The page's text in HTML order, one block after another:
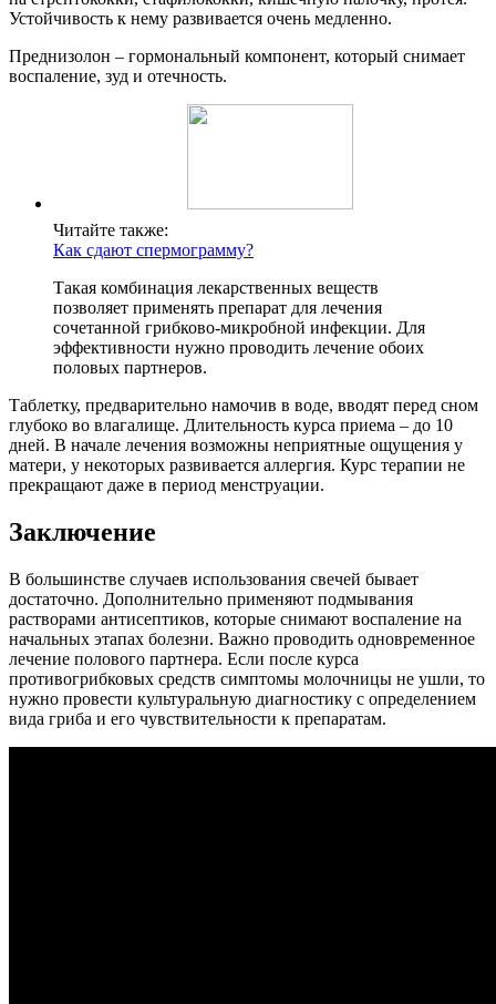
Устойчивость к нему развивается очень медленно.
Преднизолон – гормональный компонент, который снимает
воспаление, зуд и отечность.
Читайте также:
Как сдают спермограмму?
Такая комбинация лекарственных веществ
позволяет применять препарат для лечения
сочетанной грибково-микробной инфекции. Для
эффективности нужно проводить лечение обоих
половых партнеров.
Таблетку, предварительно намочив в воде, вводят перед сном
глубоко во влагалище. Длительность курса приема – до 10
дней. В начале лечения возможны неприятные ощущения у
матери, у некоторых развивается аллергия. Курс терапии не
прекращают даже в период менструации.
Заключение
В большинстве случаев использования свечей бывает
достаточно. Дополнительно применяют подмывания
растворами антисептиков, которые снимают воспаление на
начальных этапах болезни. Важно проводить одновременное
лечение полового партнера. Если после курса
противогрибковых средств симптомы молочницы не ушли, то
нужно провести культуральную диагностику с определением
вида гриба и его чувствительности к препаратам.